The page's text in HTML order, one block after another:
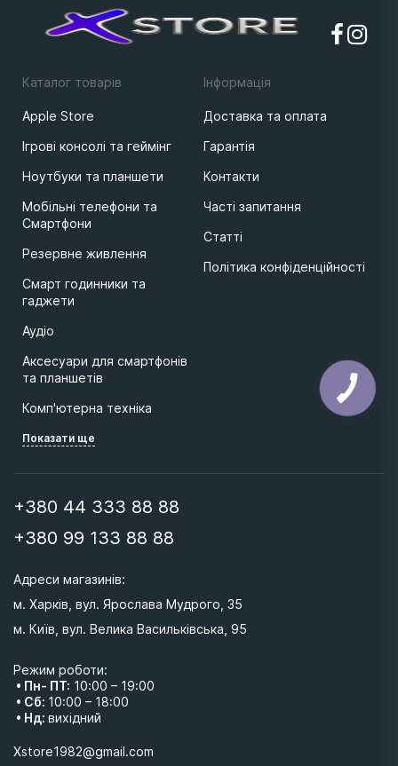
Каталог товарів
Apple Store
Ігрові консолі та геймінг
Ноутбуки та планшети
Мобільні телефони та
Смартфони
Резервне живлення
Смарт годинники та
гаджети
Аудіо
Аксесуари для смартфонів
та планшетів
Комп'ютерна техніка
Показати ще
Iнформацiя
Доставка та оплата
Гарантія
Контакти
Часті запитання
Статті
Політика конфіденційності
+380 44 333 88 88
+380 99 133 88 88
Адреси магазинів:
м. Харків, вул. Ярослава Мудрого, 35
м. Київ, вул. Велика Васильківська, 95
Режим роботи:
• Пн- ПТ: 10:00 – 19:00
• Сб: 10:00 – 18:00
• Нд: вихідний
Xstore1982@gmail.com